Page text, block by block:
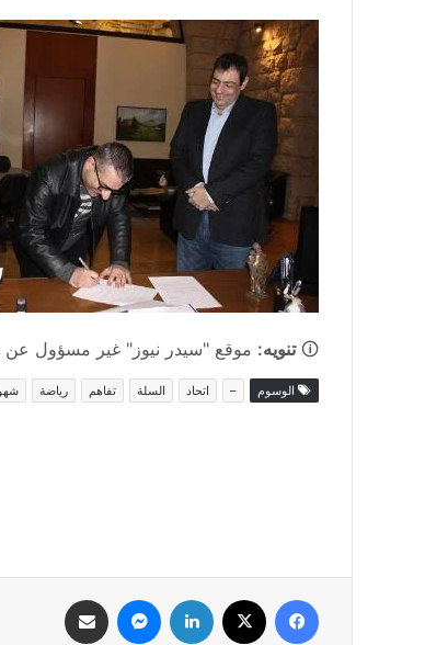
🛈تنويه: موقع "سيدر نيوز" غير مسؤول عن
الوسوم – اتحاد السلة تفاهم رياضة
فيسبوك لينكدإن ماسنجر